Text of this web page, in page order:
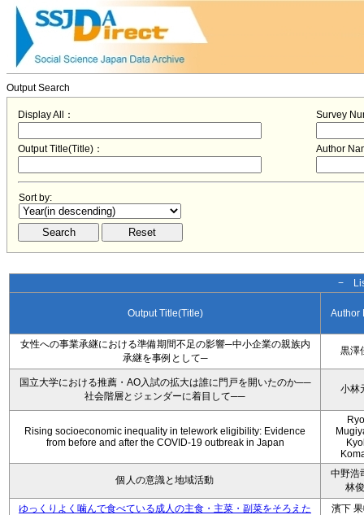
Output Search
Display All： Survey
Output Title(Title)： Author
Sort by:
−
Output Title(Title) Author
女性への事業承継における準備期間不足の影響─中小企業の親族内
承継を事例として─
黒澤
国立大学における推薦・AO入試の拡大は誰に門戸を開いたのか──
社会階層とジェンダーに着目して──
小林
Rising socioeconomic inequality in telework eligibility: Evidence
from before and after the COVID-19 outbreak in Japan
個人の意識と地域活動
中野浩
林
ゆっくりよく噛んで食べている成人の主食・主菜・副菜をそろえた
濱下